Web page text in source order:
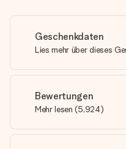
Geschenkdaten
Lies mehr über dieses
Bewertungen
Mehr lesen (5,924)